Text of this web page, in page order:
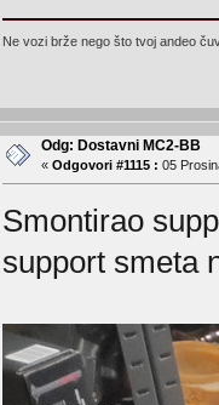
Ne vozi brže nego što tvoj andeo
Odg: Dostavni MC2-BB
« Odgovori #1115 : 05
Smontirao
support smeta